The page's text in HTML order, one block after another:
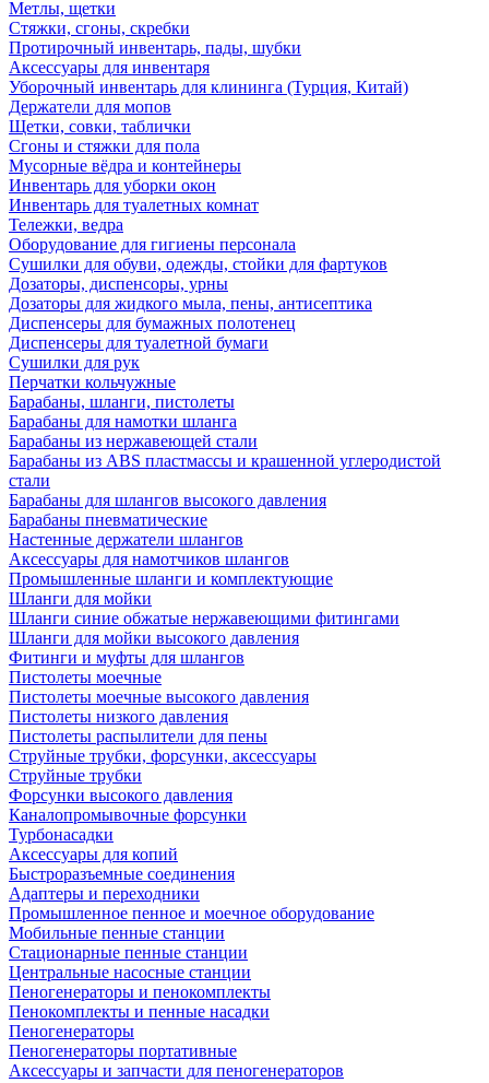
Метлы, щетки
Стяжки, сгоны, скребки
Протирочный инвентарь, пады, шубки
Аксессуары для инвентаря
Уборочный инвентарь для клининга (Турция, Китай)
Держатели для мопов
Щетки, совки, таблички
Сгоны и стяжки для пола
Мусорные вёдра и контейнеры
Инвентарь для уборки окон
Инвентарь для туалетных комнат
Тележки, ведра
Оборудование для гигиены персонала
Сушилки для обуви, одежды, стойки для фартуков
Дозаторы, диспенсоры, урны
Дозаторы для жидкого мыла, пены, антисептика
Диспенсеры для бумажных полотенец
Диспенсеры для туалетной бумаги
Сушилки для рук
Перчатки кольчужные
Барабаны, шланги, пистолеты
Барабаны для намотки шланга
Барабаны из нержавеющей стали
Барабаны из ABS пластмассы и крашенной углеродистой
стали
Барабаны для шлангов высокого давления
Барабаны пневматические
Настенные держатели шлангов
Аксессуары для намотчиков шлангов
Промышленные шланги и комплектующие
Шланги для мойки
Шланги синие обжатые нержавеющими фитингами
Шланги для мойки высокого давления
Фитинги и муфты для шлангов
Пистолеты моечные
Пистолеты моечные высокого давления
Пистолеты низкого давления
Пистолеты распылители для пены
Струйные трубки, форсунки, аксессуары
Струйные трубки
Форсунки высокого давления
Каналопромывочные форсунки
Турбонасадки
Аксессуары для копий
Быстроразъемные соединения
Адаптеры и переходники
Промышленное пенное и моечное оборудование
Мобильные пенные станции
Стационарные пенные станции
Центральные насосные станции
Пеногенераторы и пенокомплекты
Пенокомплекты и пенные насадки
Пеногенераторы
Пеногенераторы портативные
Аксессуары и запчасти для пеногенераторов